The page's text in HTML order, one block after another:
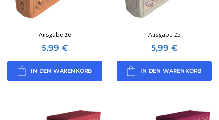
Ausgabe 26
5,99 €
IN DEN WARENKORB
Ausgabe 25
5,99 €
IN DEN WARENKORB